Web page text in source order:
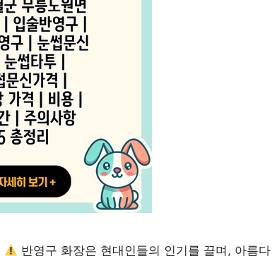
반영구 화장은 현대인들의 인기를 끌며, 아름다